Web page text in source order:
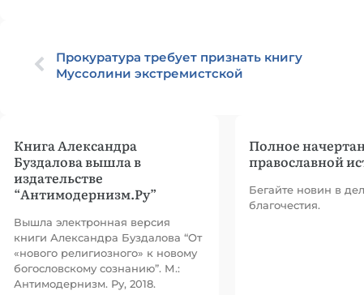
Прокуратура требует признать книгу
Муссолини экстремистской
Книга Александра
Буздалова вышла в
издательстве
“Антимодернизм.Ру”
Вышла электронная версия
книги Александра Буздалова “От
«нового религиозного» к новому
богословскому сознанию”. М.:
Антимодернизм. Ру, 2018.
Полное
православной
Бегайте новин в
благочестия.